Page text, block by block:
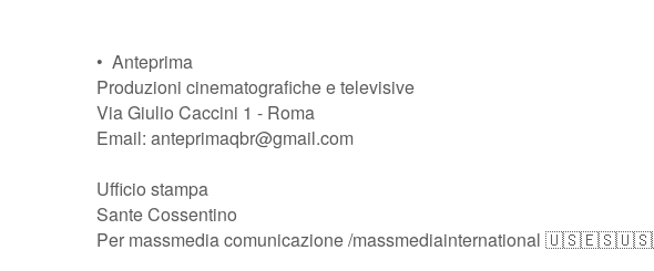
•⁠ ⁠Anteprima
Produzioni cinematografiche e televisive
Via Giulio Caccini 1 - Roma
Email: anteprimaqbr@gmail.com
Ufficio stampa
Sante Cossentino
Per massmedia comunicazione /massmediainternational